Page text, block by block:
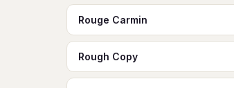
Rouge Carmin
Rough Copy